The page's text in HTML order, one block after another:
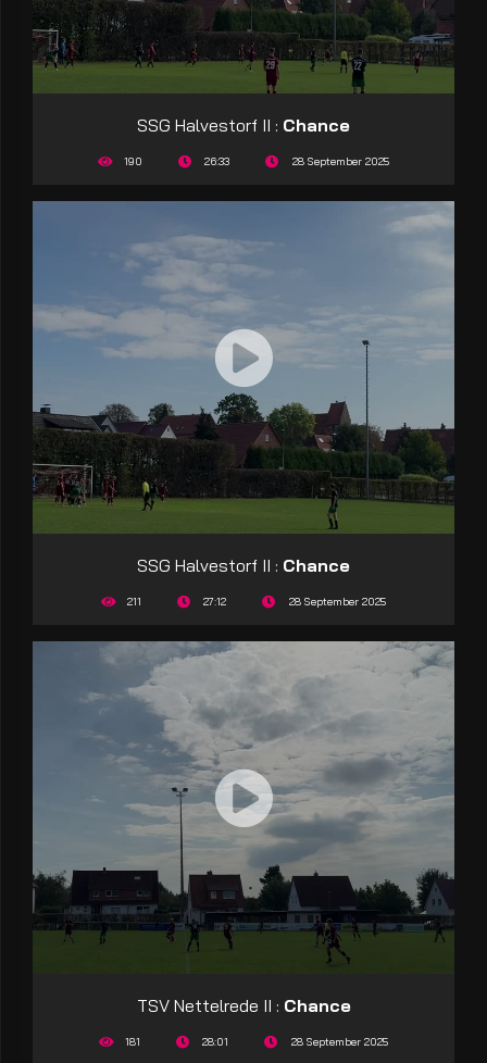
SSG Halvestorf II : Chance
190 26:33 28 September 2025
SSG Halvestorf II : Chance
211 27:12 28 September 2025
TSV Nettelrede II : Chance
181 28:01 28 September 2025